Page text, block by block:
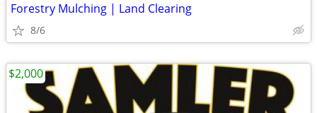
Forestry Mulching | Land Clearing
8/6
$2,000